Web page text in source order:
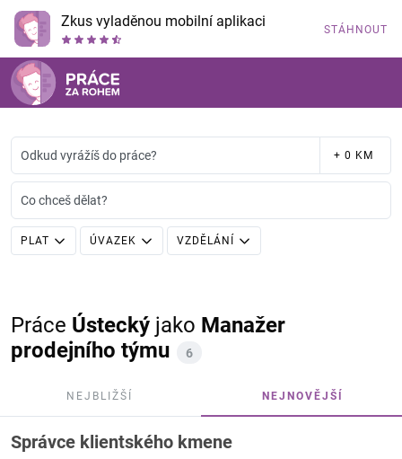
Zkus vyladěnou mobilní aplikaci STÁHNOUT
Odkud vyrážíš do práce? + 0 KM
Co chceš dělat?
PLAT ÚVAZEK VZDĚLÁNÍ
Práce Ústecký jako Manažer
prodejního týmu
6
NEJBLIŽŠÍ NEJNOVĚJŠÍ
Správce klientského kmene